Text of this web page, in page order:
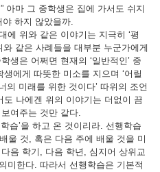
아마 그 중학생은 집에 가서도 쉬지
야 하지 않았을까.
에 위와 같은 이야기는 지극히 ‘평
같은 사례들을 대부분 누군가에게
생은 어쩌면 현재의 ‘일반적인’ 중
에게 따뜻한 미소를 지으며 ‘어릴
미래를 위한 것이다’ 따위의 조언
나에겐 위의 이야기는 더없이 끔
여주는 것만 같다.
습’을 하고 온 것이리라. 선행학습
울 것, 혹은 다음 주에 배울 것을 미
음 학기, 다음 학년, 심지어 상위교
미한다. 따라서 선행학습은 기본적